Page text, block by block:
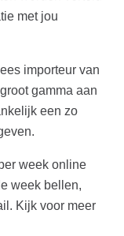
met jou
importeur van
gamma aan
een zo
week online
week bellen,
Kijk voor meer